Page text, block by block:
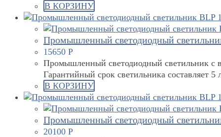
В КОРЗИНУ
Промышленный светодиодный
15650 Р
Промышленный светодиодный светильник с
Гарантийный срок светильника составляет 5
В КОРЗИНУ
Промышленный светодиодный
20100 Р